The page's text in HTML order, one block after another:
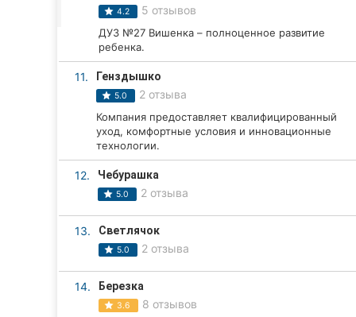
Чернигов
Сумы
Ивано-Франковск
4.2 5 отзывов
ДУЗ №27 Вишенка – полноценное развитие
ребенка.
11. Генздышко
5.0 2 отзыва
Компания предоставляет квалифицированный
уход, комфортные условия и инновационные
технологии.
12. Чебурашка
5.0 2 отзыва
13. Светлячок
5.0 2 отзыва
14. Березка
3.6 8 отзывов